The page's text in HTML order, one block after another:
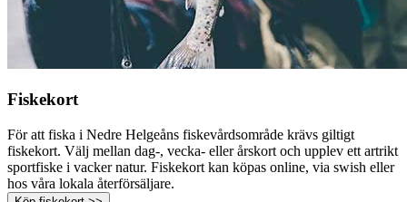
Fiskekort
För att fiska i Nedre Helgeåns fiskevårdsområde krävs giltigt
fiskekort. Välj mellan dag-, vecka- eller årskort och upplev ett artrikt
sportfiske i vacker natur. Fiskekort kan köpas online, via swish eller
hos våra lokala återförsäljare.